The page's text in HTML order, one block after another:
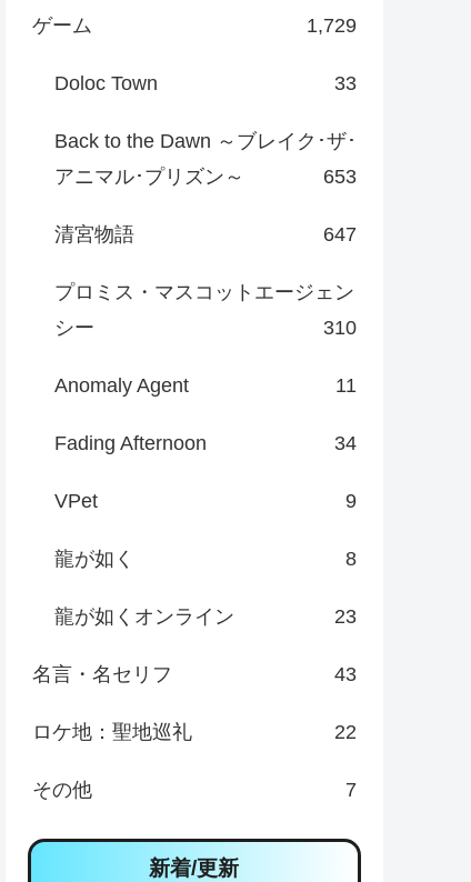
ゲーム 1,729
Doloc Town 33
Back to the Dawn ～ブレイク･ザ･
アニマル･プリズン～
653
清宮物語 647
プロミス・マスコットエージェン
シー
310
Anomaly Agent 11
Fading Afternoon 34
VPet 9
龍が如く 8
龍が如くオンライン 23
名言・名セリフ 43
ロケ地：聖地巡礼 22
その他 7
新着/更新